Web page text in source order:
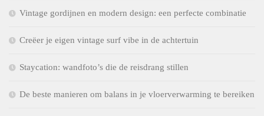
Vintage gordijnen en modern design: een perfecte combinatie
Creëer je eigen vintage surf vibe in de achtertuin
Staycation: wandfoto’s die de reisdrang stillen
De beste manieren om balans in je vloerverwarming te bereiken